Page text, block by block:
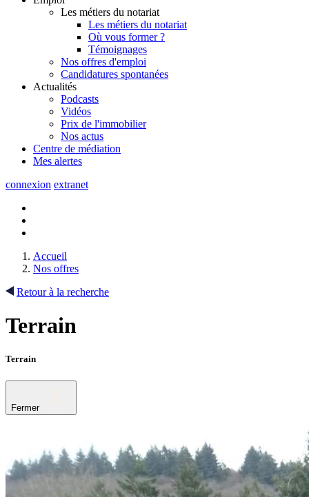
Les métiers du notariat
Les métiers du notariat
Où vous former ?
Témoignages
Nos offres d'emploi
Candidatures spontanées
Actualités
Podcasts
Vidéos
Prix de l'immobilier
Nos actus
Centre de médiation
Mes alertes
connexion extranet
Accueil
Nos offres
Retour à la recherche
Terrain
Terrain
Fermer